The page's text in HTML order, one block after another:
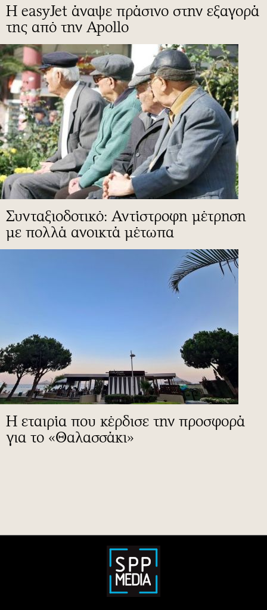
Η easyJet άναψε πράσινο στην εξαγορά
της από την Apollo
Συνταξιοδοτικό: Αντίστροφη μέτρηση
με πολλά ανοικτά μέτωπα
Η εταιρία που κέρδισε την προσφορά
για το «Θαλασσάκι»